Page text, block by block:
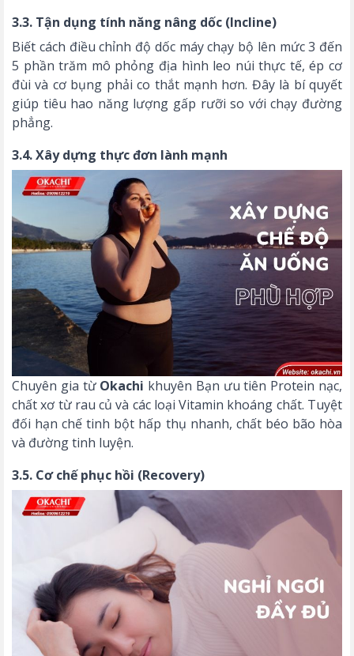
3.3. Tận dụng tính năng nâng dốc (Incline)
Biết cách điều chỉnh độ dốc máy chạy bộ lên mức 3 đến
5 phần trăm mô phỏng địa hình leo núi thực tế, ép cơ
đùi và cơ bụng phải co thắt mạnh hơn. Đây là bí quyết
giúp tiêu hao năng lượng gấp rưỡi so với chạy đường
phẳng.
3.4. Xây dựng thực đơn lành mạnh
Chuyên gia từ Okachi khuyên Bạn ưu tiên Protein nạc,
chất xơ từ rau củ và các loại Vitamin khoáng chất. Tuyệt
đối hạn chế tinh bột hấp thụ nhanh, chất béo bão hòa
và đường tinh luyện.
3.5. Cơ chế phục hồi (Recovery)